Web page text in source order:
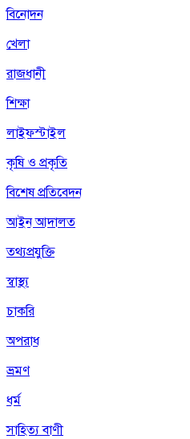
বিনোদন
খেলা
রাজধানী
শিক্ষা
লাইফস্টাইল
কৃষি ও প্রকৃতি
বিশেষ প্রতিবেদন
আইন আদালত
তথ্যপ্রযুক্তি
স্বাস্থ্য
চাকরি
অপরাধ
ভ্রমণ
ধর্ম
সাহিত্য বাণী